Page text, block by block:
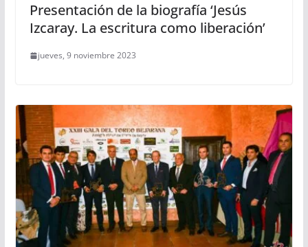
Presentación de la biografía ‘Jesús
Izcaray. La escritura como liberación’
jueves, 9 noviembre 2023